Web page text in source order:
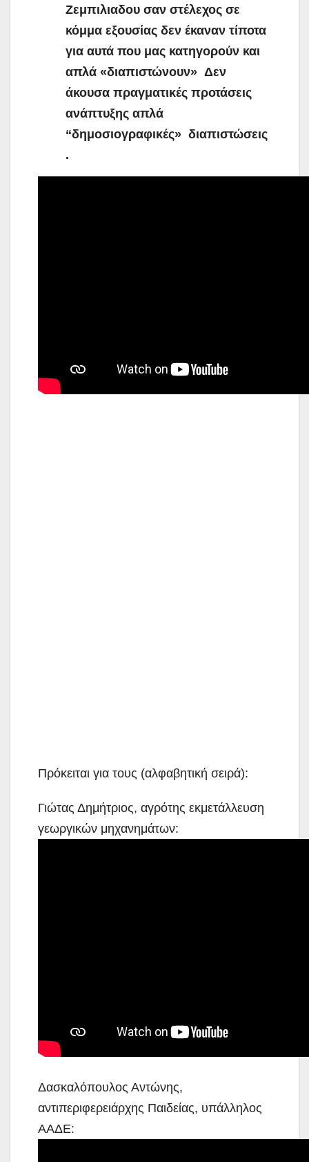
Ζεμπιλιαδου σαν στέλεχος σε
κόμμα εξουσίας δεν έκαναν τίποτα
για αυτά που μας κατηγορούν και
απλά «διαπιστώνουν» Δεν
άκουσα πραγματικές προτάσεις
ανάπτυξης απλά
“δημοσιογραφικές» διαπιστώσεις
.
Πρόκειται για τους (αλφαβητική σειρά):
Γιώτας Δημήτριος, αγρότης εκμετάλλευση
γεωργικών μηχανημάτων:
Δασκαλόπουλος Αντώνης,
αντιπεριφερειάρχης Παιδείας, υπάλληλος
ΑΑΔΕ: